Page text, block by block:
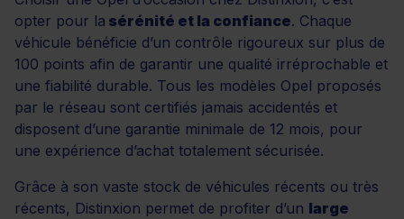
opter pour la sérénité et la confiance. Chaque
véhicule bénéficie d’un contrôle rigoureux sur plus de
100 points afin de garantir une qualité irréprochable et
une fiabilité durable. Tous les modèles Opel proposés
par le réseau sont certifiés jamais accidentés et
disposent d’une garantie minimale de 12 mois, pour
une expérience d’achat totalement sécurisée.
Grâce à son vaste stock de véhicules récents ou très
récents, Distinxion permet de profiter d’un large